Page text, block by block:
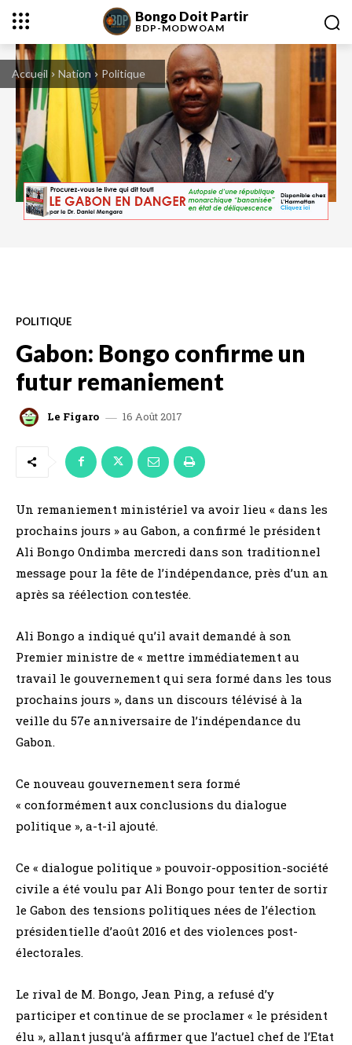
Bongo Doit Partir
BDP-MODWOAM
Accueil Nation Politique
POLITIQUE
Gabon: Bongo confirme un
futur remaniement
Le Figaro 16 Août 2017
Un remaniement ministériel va avoir lieu « dans les
prochains jours » au Gabon, a confirmé le président
Ali Bongo Ondimba mercredi dans son traditionnel
message pour la fête de l’indépendance, près d’un an
après sa réélection contestée.
Ali Bongo a indiqué qu’il avait demandé à son
Premier ministre de « mettre immédiatement au
travail le gouvernement qui sera formé dans les tous
prochains jours », dans un discours télévisé à la
veille du 57e anniversaire de l’indépendance du
Gabon.
Ce nouveau gouvernement sera formé
« conformément aux conclusions du dialogue
politique », a-t-il ajouté.
Ce « dialogue politique » pouvoir-opposition-société
civile a été voulu par Ali Bongo pour tenter de sortir
le Gabon des tensions politiques nées de l’élection
présidentielle d’août 2016 et des violences post-
électorales.
Le rival de M. Bongo, Jean Ping, a refusé d’y
participer et continue de se proclamer « le président
élu », allant jusqu’à affirmer que l’actuel chef de l’Etat